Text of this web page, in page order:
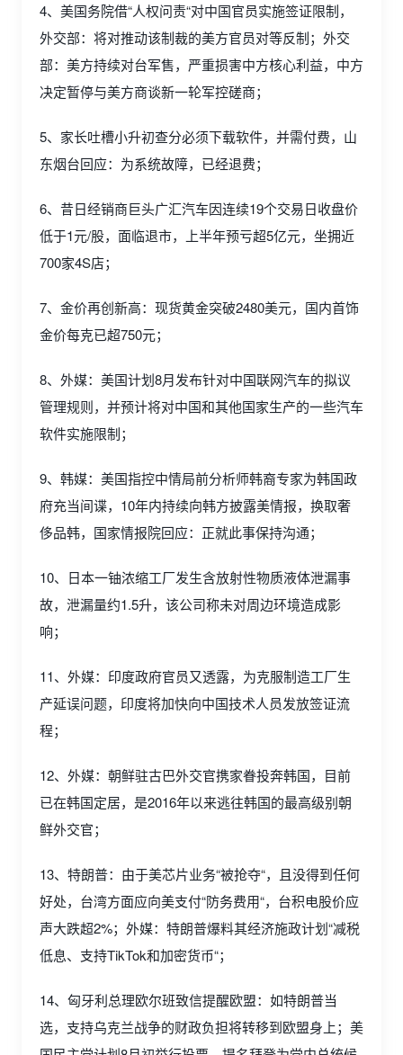
4、美国务院借“人权问责“对中国官员实施签证限制，
外交部：将对推动该制裁的美方官员对等反制；外交
部：美方持续对台军售，严重损害中方核心利益，中方
决定暂停与美方商谈新一轮军控磋商；
5、家长吐槽小升初查分必须下载软件，并需付费，山
东烟台回应：为系统故障，已经退费；
6、昔日经销商巨头广汇汽车因连续19个交易日收盘价
低于1元/股，面临退市，上半年预亏超5亿元，坐拥近
700家4S店；
7、金价再创新高：现货黄金突破2480美元，国内首饰
金价每克已超750元；
8、外媒：美国计划8月发布针对中国联网汽车的拟议
管理规则，并预计将对中国和其他国家生产的一些汽车
软件实施限制；
9、韩媒：美国指控中情局前分析师韩裔专家为韩国政
府充当间谍，10年内持续向韩方披露美情报，换取奢
侈品韩，国家情报院回应：正就此事保持沟通；
10、日本一铀浓缩工厂发生含放射性物质液体泄漏事
故，泄漏量约1.5升，该公司称未对周边环境造成影
响；
11、外媒：印度政府官员又透露，为克服制造工厂生
产延误问题，印度将加快向中国技术人员发放签证流
程；
12、外媒：朝鲜驻古巴外交官携家眷投奔韩国，目前
已在韩国定居，是2016年以来逃往韩国的最高级别朝
鲜外交官；
13、特朗普：由于美芯片业务“被抢夺“，且没得到任何
好处，台湾方面应向美支付“防务费用“，台积电股价应
声大跌超2%；外媒：特朗普爆料其经济施政计划“减税
低息、支持TikTok和加密货币“；
14、匈牙利总理欧尔班致信提醒欧盟：如特朗普当
选，支持乌克兰战争的财政负担将转移到欧盟身上；美